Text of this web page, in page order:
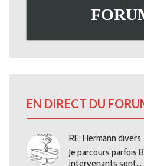
EN DIRECT DU
RE: Hermann divers
Je parcours parfois
intervenants sont...